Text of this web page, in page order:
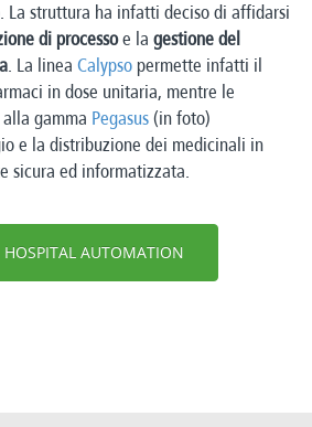
La struttura ha infatti deciso di affidarsi
di processoe la gestione del
. La linea Calypso permette infatti il
in dose unitaria, mentre le
gamma Pegasus (in foto)
e la distribuzione dei medicinali in
sicura ed informatizzata.
HOSPITAL AUTOMATION